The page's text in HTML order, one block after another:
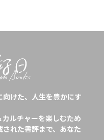
けた、人生を豊かにす
ルチャーを楽しむため
れた書評まで、あなた